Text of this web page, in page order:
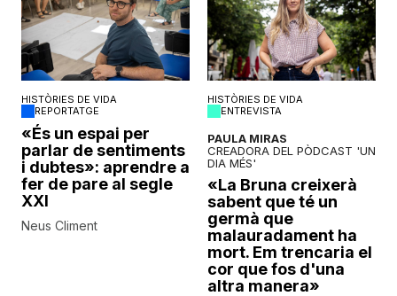
HISTÒRIES DE VIDA
REPORTATGE
«És un espai per
parlar de sentiments
i dubtes»: aprendre a
fer de pare al segle
XXI
Neus Climent
HISTÒRIES DE VIDA
ENTREVISTA
PAULA MIRAS
CREADORA DEL PÒDCAST 'UN
DIA MÉS'
«La Bruna creixerà
sabent que té un
germà que
malauradament ha
mort. Em trencaria el
cor que fos d'una
altra manera»